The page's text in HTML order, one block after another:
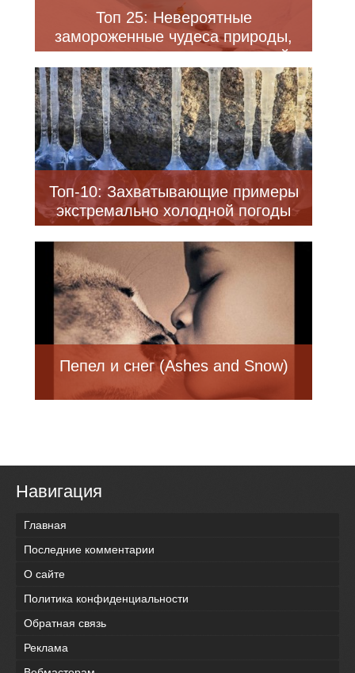
Топ 25: Невероятные
замороженные чудеса природы,
которые стоит посмотреть этой
зимой
Топ-10: Захватывающие примеры
экстремально холодной погоды
Пепел и снег (Ashes and Snow)
Навигация
Главная
Последние комментарии
О сайте
Политика конфиденциальности
Обратная связь
Реклама